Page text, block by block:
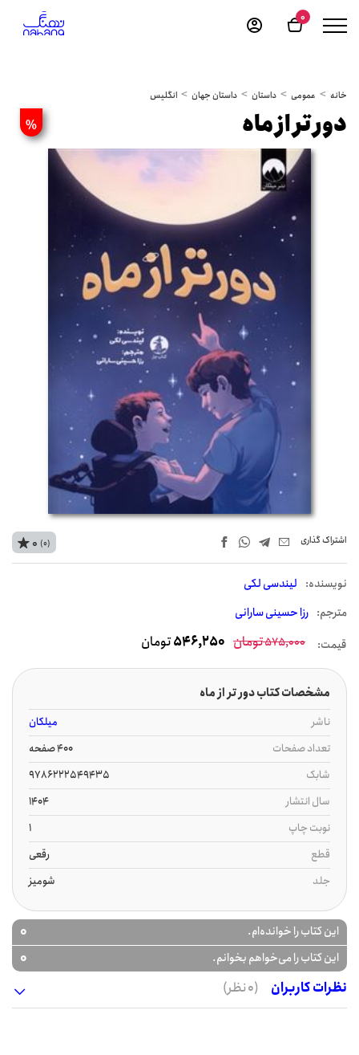
0
خانه عمومی داستان داستان جهان انگلیس
% دور تر از ماه
اشتراک‌ گذاری
نويسنده: لیندسی لکی
مترجم: رزا حسینی سارانی
0 (0)
قیمت: 575,000تومان 546,250تومان
مشخصات کتاب دور تر از ماه
ناشر
میلکان
تعداد صفحات
400 صفحه
شابک
9786222549435
سال انتشار
1404
نوبت چاپ
1
قطع
رقعی
جلد
شومیز
این کتاب را خوانده‌ام. 0
این کتاب را می‌خواهم بخوانم.
0
نظرات کاربران
(0 نظر)